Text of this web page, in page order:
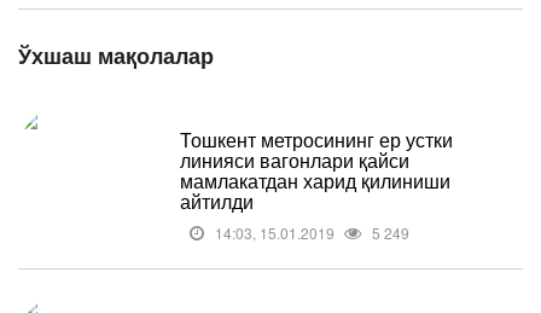
Ўхшаш мақолалар
Тошкент метросининг ер устки
линияси вагонлари қайси
мамлакатдан харид қилиниши
айтилди
14:03, 15.01.2019 5 249